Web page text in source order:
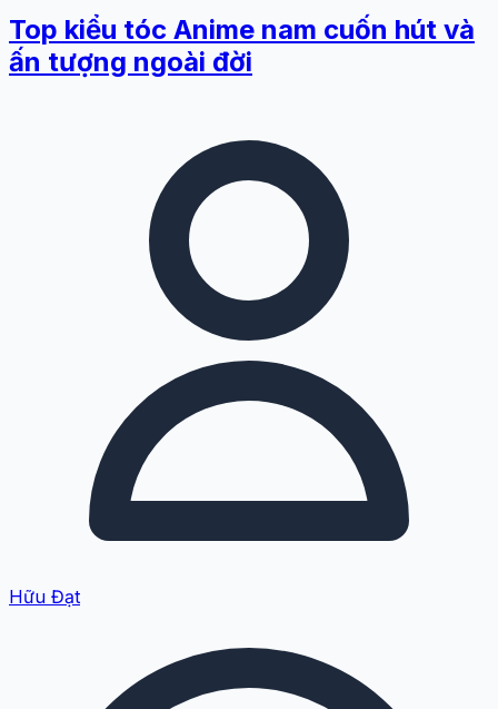
Top kiểu tóc Anime nam cuốn hút và
ấn tượng ngoài đời
Hữu Đạt